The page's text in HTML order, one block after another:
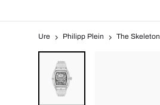
Ure Philipp Plein The Skeleton